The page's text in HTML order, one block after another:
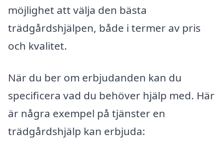
möjlighet att välja den bästa
trädgårdshjälpen, både i termer av pris
och kvalitet.
När du ber om erbjudanden kan du
specificera vad du behöver hjälp med. Här
är några exempel på tjänster en
trädgårdshjälp kan erbjuda: